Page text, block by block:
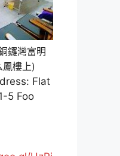
鑼灣富明
樓上)
Flat
5 Foo